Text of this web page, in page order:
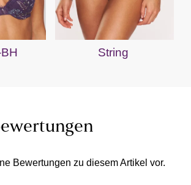
String
Bewertungen zu diesem Artikel vor.